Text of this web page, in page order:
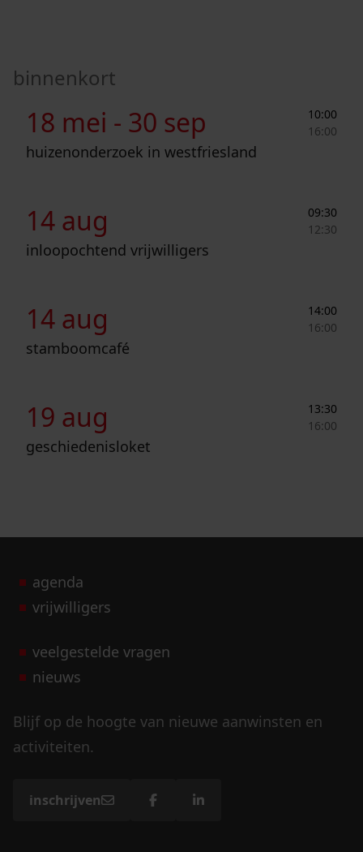
binnenkort
18 mei - 30 sep
10:00
16:00
huizenonderzoek in westfriesland
14 aug
09:30
12:30
inloopochtend vrijwilligers
14 aug
14:00
16:00
stamboomcafé
19 aug
13:30
16:00
geschiedenisloket
agenda
vrijwilligers
veelgestelde vragen
nieuws
Blijf op de hoogte van nieuwe aanwinsten en
activiteiten.
inschrijven